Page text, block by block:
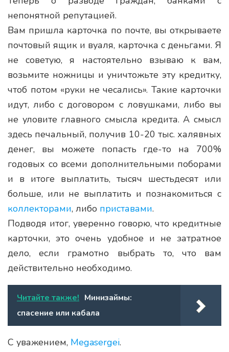
непонятной репутацией.
Вам пришла карточка по почте, вы открываете
почтовый ящик и вуаля, карточка с деньгами. Я
не советую, я настоятельно взываю к вам,
возьмите ножницы и уничтожьте эту кредитку,
чтоб потом «руки не чесались». Такие карточки
идут, либо с договором с ловушками, либо вы
не уловите главного смысла кредита. А смысл
здесь печальный, получив 10-20 тыс. халявных
денег, вы можете попасть где-то на 700%
годовых со всеми дополнительными поборами
и в итоге выплатить, тысяч шестьдесят или
больше, или не выплатить и познакомиться с
коллекторами, либо приставами.
Подводя итог, уверенно говорю, что кредитные
карточки, это очень удобное и не затратное
дело, если грамотно выбрать то, что вам
действительно необходимо.
Читайте также! Минизаймы:
спасение или кабала
С уважением, Megasergei.